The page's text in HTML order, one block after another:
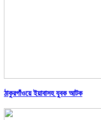
ঠাকুরগাঁওয়ে ইয়াবাসহ যুবক আটক